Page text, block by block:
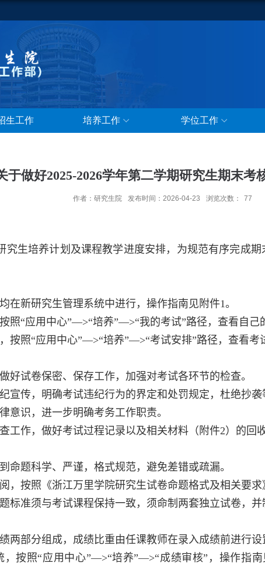
生工作 培养工作 学位工作
于做好2025-2026学年第二学期研究生期末考
作者：研究生院 发布时间：2026-04-23 浏览次数： 77
究生培养计划及课程教学进度安排，为规范有序完成
在新研究生管理系统中进行，操作指南见附件1。
照“应用中心”—>“培养”—>“我的考试”路径，查看自己
按照“应用中心”—>“培养”—>“考试安排”路径，查看考
好试卷保密、保存工作，加强对考试各环节的检查。
宣传，明确考试违纪行为的界定和处罚规定，杜绝抄袭
意识，进一步明确考务工作职责。
工作，做好考试过程记录以及相关材料（附件2）的回
命题科学、严谨，格式规范，避免差错或疏漏。
，按照《浙江万里学院研究生试卷命题格式及相关要
标准须与考试课程保持一致，须命制两套独立试卷，并
两部分组成，成绩比重由任课教师在录入成绩前进行设
，按照“应用中心”—>“培养”—>“成绩审核”，操作指